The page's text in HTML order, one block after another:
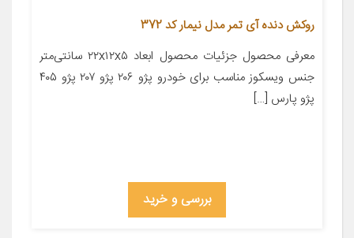
روکش دنده آی تمر مدل نیمار کد 372
معرفی محصول جزئیات محصول ابعاد ۲۲x۱۲x۵ سانتی‌متر
جنس ویسکوز مناسب برای خودرو پژو ۲۰۶ پژو ۲۰۷ پژو ۴۰۵
پژو پارس […]
بررسی و خرید